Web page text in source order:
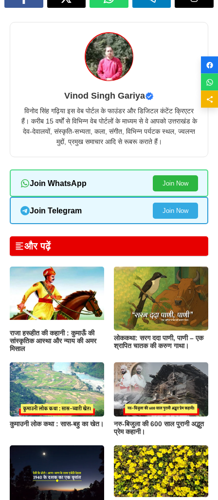
Vinod Singh Gariya
विनोद सिंह गढ़िया इस वेब पोर्टल के फाउंडर और डिजिटल कंटेंट क्रिएटर
हैं। करीब 15 वर्षों से विभिन्न वेब पोर्टलों के माध्यम से वे आपको उत्तराखंड के
देव-देवालयों, संस्कृति-सभ्यता, कला, संगीत, विभिन्न पर्यटक स्थल, ज्वलन्त
मुद्दों, प्रमुख समाचार आदि से रूबरू कराते हैं।
Join WhatsApp Join Now
Join Telegram Join Now
और पढ़ें
राजा हरूहीत की कहानी : कुमाऊँ की
सांस्कृतिक आस्था और न्याय की अमर
मिसाल
लोककथा: सरग ददा पाणी, पाणी – एक
श्रापित चातक की करुण गाथा।
कुमाउनी लोक कथा : सास-बहु का खेत।
नरु-बिजुला की 600 साल पुरानी अद्भुत
प्रेम कहानी।